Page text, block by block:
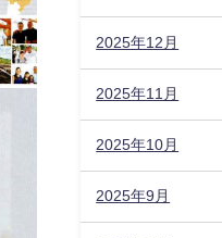
2025年12月
2025年11月
2025年10月
2025年9月